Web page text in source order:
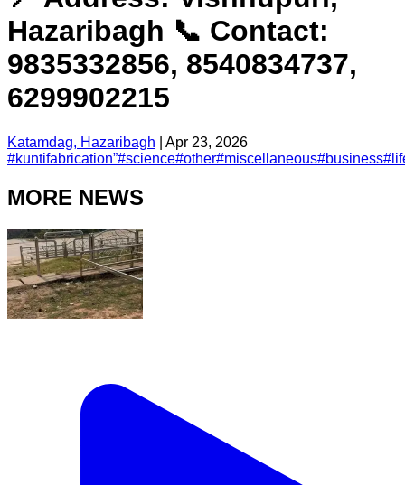
Hazaribagh 📞 Contact:
9835332856, 8540834737,
6299902215
Katamdag, Hazaribagh
Apr 23, 2026
#kuntifabrication”#science#other#miscellaneous#business#
MORE NEWS